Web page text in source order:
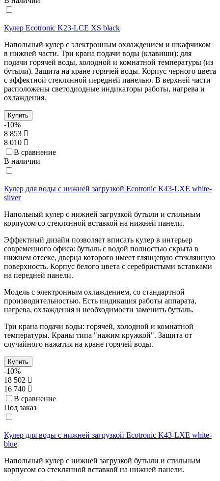
Кулер Ecotronic K23-LCE XS black
Напольный кулер с электронным охлаждением и шкафчиком
в нижней части. Три крана подачи воды (клавиши): для
подачи горячей воды, холодной и комнатной температуры (из
бутыли). Защита на кране горячей воды. Корпус черного цвета
с эффектной стеклянной передней панелью. В верхней части
расположены светодиодные индикаторы работы, нагрева и
охлаждения.
Купить
-10%
8 853
8 010
В сравнение
В наличии
Кулер для воды с нижней загрузкой Ecotronic K43-LXE white-
silver
Напольный кулер с нижней загрузкой бутыли и стильным
корпусом со стеклянной вставкой на нижней панели.
Эффектный дизайн позволяет вписать кулер в интерьер
современного офиса: бутыль с водой полностью скрыта в
нижнем отсеке, дверца которого имеет глянцевую стеклянную
поверхность. Корпус белого цвета с серебристыми вставками
на передней панели.
Модель с электронным охлаждением, со стандартной
производительностью. Есть индикация работы аппарата,
нагрева, охлаждения и необходимости заменить бутыль.
Три крана подачи воды: горячей, холодной и комнатной
температуры. Краны типа "нажим кружкой". Защита от
случайного нажатия на кране горячей воды.
Купить
-10%
18 502
16 740
В сравнение
Под заказ
Кулер для воды с нижней загрузкой Ecotronic K43-LXE white-
blue
Напольный кулер с нижней загрузкой бутыли и стильным
корпусом со стеклянной вставкой на нижней панели.